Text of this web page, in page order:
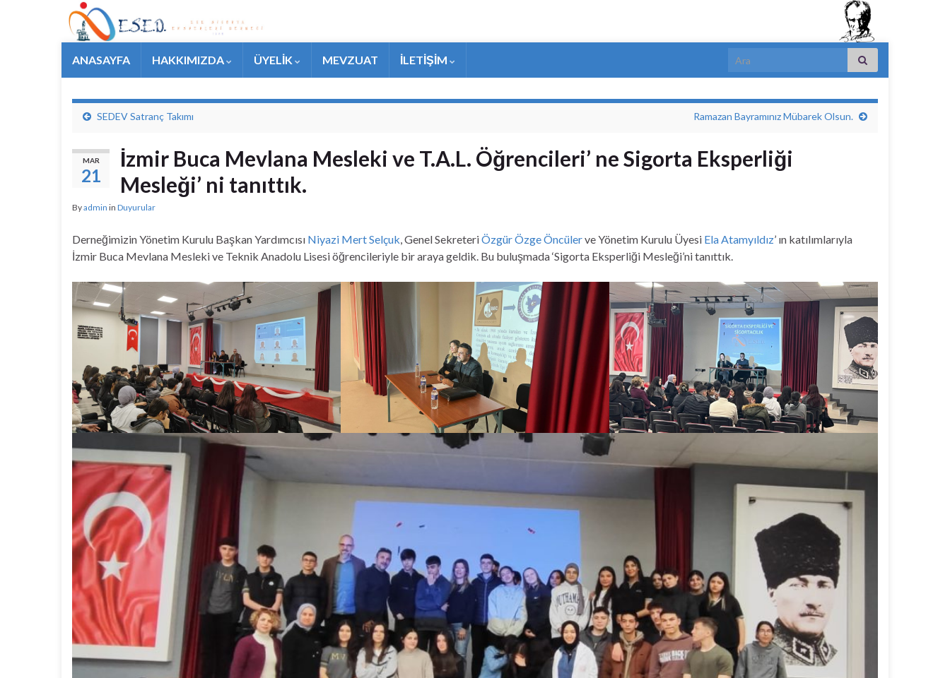
ANASAYFA HAKKIMIZDA ÜYELİK MEVZUAT İLETİŞİM Search for:
SEDEV Satranç Takımı Ramazan Bayramınız Mübarek Olsun.
MAR
21
İzmir Buca Mevlana Mesleki ve T.A.L. Öğrencileri’ ne Sigorta Eksperliği
Mesleği’ ni tanıttık.
Byadmin in Duyurular
Derneğimizin Yönetim Kurulu Başkan Yardımcısı Niyazi Mert Selçuk, Genel SekreteriÖzgür Özge Öncülerve Yönetim Kurulu Üyesi Ela Atamyıldız’ ın katılımlarıyla
İzmir Buca Mevlana Mesleki ve Teknik Anadolu Lisesi öğrencileriyle bir araya geldik. Bu buluşmada ‘Sigorta Eksperliği Mesleği’ni tanıttık.